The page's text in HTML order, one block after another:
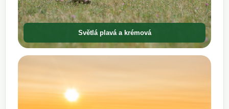
Světlá plavá a krémová